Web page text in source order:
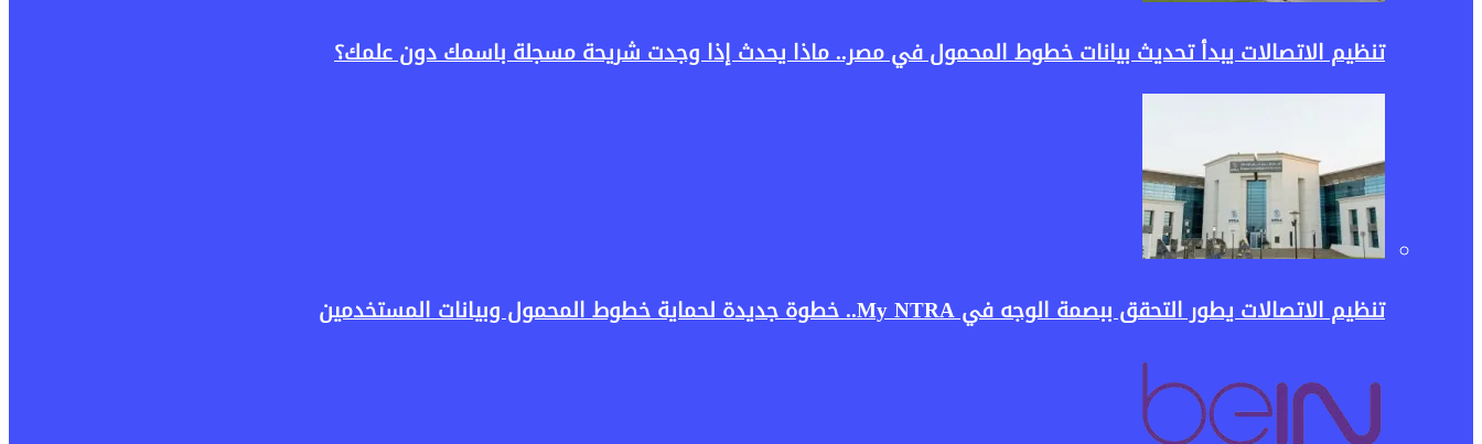
تنظيم الاتصالات يبدأ تحديث بيانات خطوط المحمول في مصر.. ماذا يحدث إذا وجدت شريحة مسجلة باسمك دون علمك؟
تنظيم الاتصالات يطور التحقق ببصمة الوجه في My NTRA.. خطوة جديدة لحماية خطوط المحمول وبيانات المستخدمين